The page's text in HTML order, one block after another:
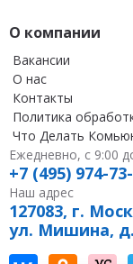
О компании
Вакансии
О нас
Контакты
Политика
Что Делать
Ежедневно, с 9:00
+7 (495) 974-
Наш адрес
127083, г.
ул. Мишина,